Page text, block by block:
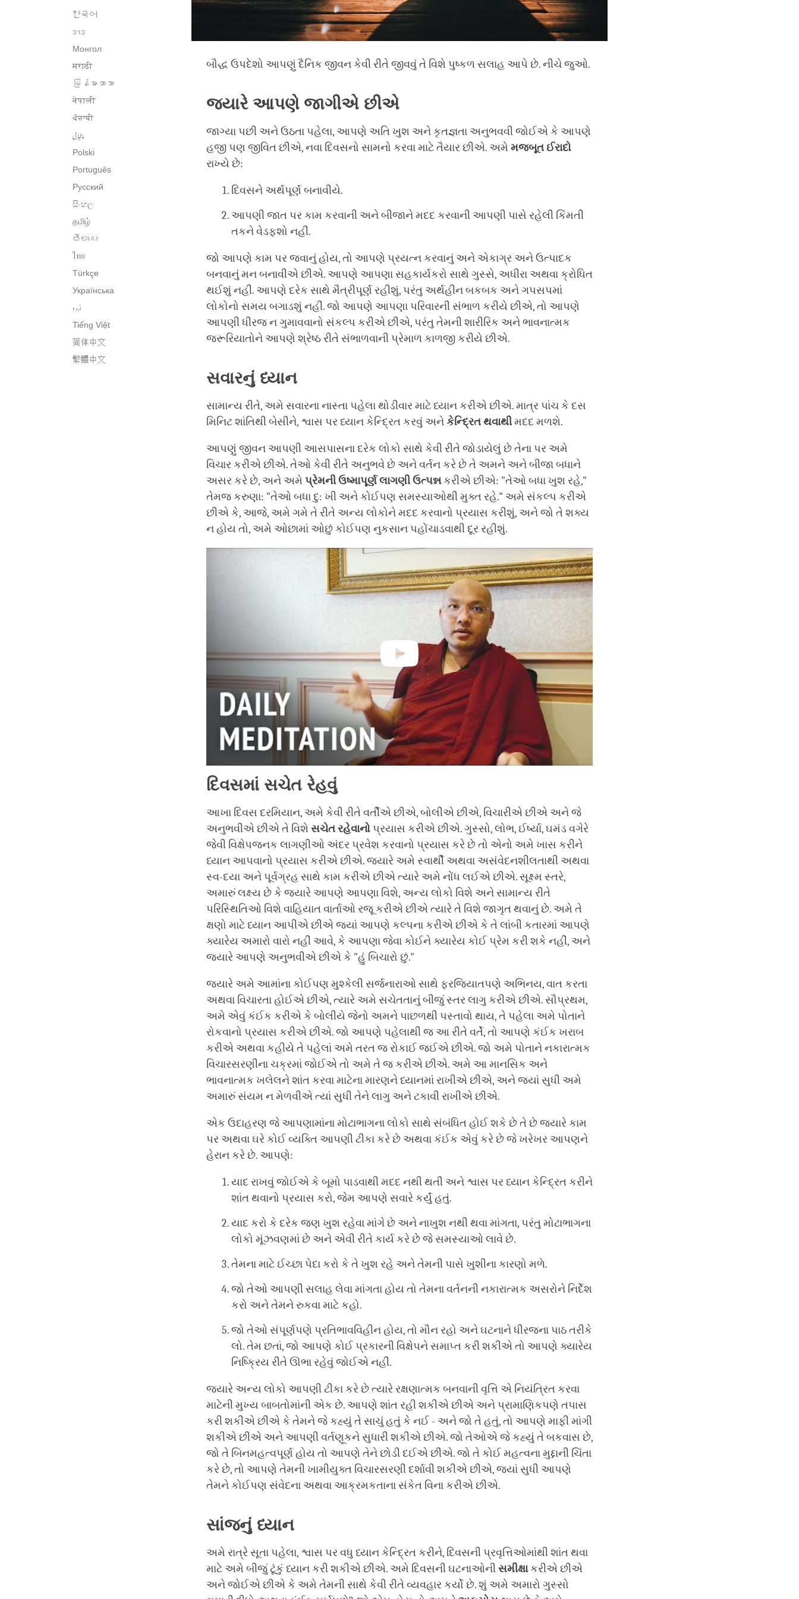
한국어
ລາວ
Монгол
मराठी
မြန်မာဘာသာ
नेपाली
ਪੰਜਾਬੀ
پنجابی
Polski
Português
Русский
සිංහල
தமிழ்
తెలుగు
ไทย
Türkçe
Українська
اُردو
Tiếng Việt
简体中文
繁體中文
બૌદ્ધ ઉપદેશો આપણું દૈનિક જીવન કેવી રીતે જીવવું તે વિશે પુષ્કળ સલાહ આપે છે. નીચે જુઓ.
જ્યારે આપણે જાગીએ છીએ
જાગ્યા પછી અને ઉઠતા પહેલા, આપણે અતિ ખુશ અને કૃતજ્ઞતા અનુભવવી જોઈએ કે આપણે
હજી પણ જીવિત છીએ, નવા દિવસનો સામનો કરવા માટે તૈયાર છીએ. અમે મજબૂતઈરાદો
રાખ્યે છે:
દિવસને અર્થપૂર્ણ બનાવીયે.
આપણી જાત પર કામ કરવાની અને બીજાને મદદ કરવાની આપણી પાસે રહેલી કિંમતી
તકને વેડફશો નહીં.
જો આપણે કામ પર જવાનું હોય, તો આપણે પ્રયત્ન કરવાનું અને એકાગ્ર અને ઉત્પાદક
બનવાનું મન બનાવીએ છીએ. આપણે આપણા સહકાર્યકરો સાથે ગુસ્સે, અધીરા અથવા ક્રોધિત
થઈશું નહીં. આપણે દરેક સાથે મૈત્રીપૂર્ણ રહીશું, પરંતુ અર્થહીન બકબક અને ગપસપમાં
લોકોનો સમય બગાડશું નહીં. જો આપણે આપણા પરિવારની સંભાળ કરીયે છીએ, તો આપણે
આપણી ધીરજ ન ગુમાવવાનો સંકલ્પ કરીએ છીએ, પરંતુ તેમની શારીરિક અને ભાવનાત્મક
જરૂરિયાતોને આપણે શ્રેષ્ઠ રીતે સંભાળવાની પ્રેમાળ કાળજી કરીયે છીએ.
સવારનું ધ્યાન
સામાન્ય રીતે, અમે સવારના નાસ્તા પહેલા થોડીવાર માટે ધ્યાન કરીએ છીએ. માત્ર પાંચ કે દસ
મિનિટ શાંતિથી બેસીને, શ્વાસ પર ધ્યાન કેન્દ્રિત કરવું અનેકેન્દ્રિતથવાથીમદદ મળશે.
આપણું જીવન આપણી આસપાસના દરેક લોકો સાથે કેવી રીતે જોડાયેલું છે તેના પર અમે
વિચાર કરીએ છીએ. તેઓ કેવી રીતે અનુભવે છે અને વર્તન કરે છે તે અમને અને બીજા બધાને
અસર કરે છે, અને અમે પ્રેમનીઉષ્માપૂર્ણલાગણીઉત્પન્નકરીએ છીએ: "તેઓ બધા ખુશ રહે,"
તેમજ કરુણા: "તેઓ બધા દુ: ખી અને કોઈપણ સમસ્યાઓથી મુક્ત રહે." અમે સંકલ્પ કરીએ
છીએ કે, આજે, અમે ગમે તે રીતે અન્ય લોકોને મદદ કરવાનો પ્રયાસ કરીશું, અને જો તે શક્ય
ન હોય તો, અમે ઓછામાં ઓછું કોઈપણ નુકસાન પહોંચાડવાથી દૂર રહીશું.
દિવસમાં સચેત રેહવું
આખા દિવસ દરમિયાન, અમે કેવી રીતે વર્તીએ છીએ, બોલીએ છીએ, વિચારીએ છીએ અને જે
અનુભવીએ છીએ તે વિશે સચેતરહેવાનો પ્રયાસ કરીએ છીએ. ગુસ્સો, લોભ, ઈર્ષ્યા, ઘમંડ વગેરે
જેવી વિક્ષેપજનક લાગણીઓ અંદર પ્રવેશ કરવાનો પ્રયાસ કરે છે તો એનો અમે ખાસ કરીને
ધ્યાન આપવાનો પ્રયાસ કરીએ છીએ. જ્યારે અમે સ્વાર્થી અથવા અસંવેદનશીલતાથી અથવા
સ્વ-દયા અને પૂર્વગ્રહ સાથે કામ કરીએ છીએ ત્યારે અમે નોંધ લઈએ છીએ. સૂક્ષ્મ સ્તરે,
અમારું લક્ષ્ય છે કે જ્યારે આપણે આપણા વિશે, અન્ય લોકો વિશે અને સામાન્ય રીતે
પરિસ્થિતિઓ વિશે વાહિયાત વાર્તાઓ રજૂ કરીએ છીએ ત્યારે તે વિશે જાગૃત થવાનું છે. અમે તે
ક્ષણો માટે ધ્યાન આપીએ છીએ જ્યાં આપણે કલ્પના કરીએ છીએ કે તે લાંબી કતારમાં આપણે
ક્યારેય અમારો વારો નહીં આવે, કે આપણા જેવા કોઈને ક્યારેય કોઈ પ્રેમ કરી શકે નહીં, અને
જ્યારે આપણે અનુભવીએ છીએ કે "હું બિચારો છું."
જ્યારે અમે આમાંના કોઈપણ મુશ્કેલી સર્જનારાઓ સાથે ફરજિયાતપણે અભિનય, વાત કરતા
અથવા વિચારતા હોઈએ છીએ, ત્યારે અમે સચેતતાનું બીજું સ્તર લાગુ કરીએ છીએ. સૌપ્રથમ,
અમે એવું કંઈક કરીએ કે બોલીયે જેનો અમને પાછળથી પસ્તાવો થાય, તે પહેલા અમે પોતાને
રોકવાનો પ્રયાસ કરીએ છીએ. જો આપણે પહેલાથી જ આ રીતે વર્તે, તો આપણે કંઈક ખરાબ
કરીએ અથવા કહીયે તે પહેલાં અમે તરત જ રોકાઈ જઈએ છીએ. જો અમે પોતાને નકારાત્મક
વિચારસરણીના ચક્રમાં જોઈએ તો અમે તે જ કરીએ છીએ. અમે આ માનસિક અને
ભાવનાત્મક ખલેલને શાંત કરવા માટેના મારણને ધ્યાનમાં રાખીએ છીએ, અને જ્યાં સુધી અમે
અમારું સંયમ ન મેળવીએ ત્યાં સુધી તેને લાગુ અને ટકાવી રાખીએ છીએ.
એક ઉદાહરણ જે આપણામાંના મોટાભાગના લોકો સાથે સંબંધિત હોઈ શકે છે તે છે જ્યારે કામ
પર અથવા ઘરે કોઈ વ્યક્તિ આપણી ટીકા કરે છે અથવા કંઈક એવું કરે છે જે ખરેખર આપણને
હેરાન કરે છે. આપણે:
યાદ રાખવું જોઈએ કે બૂમો પાડવાથી મદદ નથી થતી અને શ્વાસ પર ધ્યાન કેન્દ્રિત કરીને
શાંત થવાનો પ્રયાસ કરો, જેમ આપણે સવારે કર્યું હતું.
યાદ કરો કે દરેક જણ ખુશ રહેવા માંગે છે અને નાખુશ નથી થવા માંગતા, પરંતુ મોટાભાગના
લોકો મૂંઝવણમાં છે અને એવી રીતે કાર્ય કરે છે જે સમસ્યાઓ લાવે છે.
તેમના માટે ઈચ્છા પેદા કરો કે તે ખુશ રહે અને તેમની પાસે ખુશીના કારણો મળે.
જો તેઓ આપણી સલાહ લેવા માંગતા હોય તો તેમના વર્તનની નકારાત્મક અસરોને નિર્દેશ
કરો અને તેમને રુકવા માટે કહો.
જો તેઓ સંપૂર્ણપણે પ્રતિભાવવિહીન હોય, તો મૌન રહો અને ઘટનાને ધીરજના પાઠ તરીકે
લો. તેમ છતાં, જો આપણે કોઈ પ્રકારની વિક્ષેપને સમાપ્ત કરી શકીએ તો આપણે ક્યારેય
નિષ્ક્રિય રીતે ઊભા રહેવું જોઈએ નહીં.
જ્યારે અન્ય લોકો આપણી ટીકા કરે છે ત્યારે રક્ષણાત્મક બનવાની વૃત્તિ એ નિયંત્રિત કરવા
માટેની મુખ્ય બાબતોમાંની એક છે. આપણે શાંત રહી શકીએ છીએ અને પ્રામાણિકપણે તપાસ
કરી શકીએ છીએ કે તેમને જે કહ્યું તે સાચું હતું કે નઈ - અને જો તે હતું, તો આપણે માફી માંગી
શકીએ છીએ અને આપણી વર્તણૂકને સુધારી શકીએ છીએ. જો તેઓએ જે કહ્યું તે બકવાસ છે,
જો તે બિનમહત્વપૂર્ણ હોય તો આપણે તેને છોડી દઈએ છીએ. જો તે કોઈ મહત્વના મુદ્દાની ચિંતા
કરે છે, તો આપણે તેમની ખામીયુક્ત વિચારસરણી દર્શાવી શકીએ છીએ, જ્યાં સુધી આપણે
તેમને કોઈપણ સંવેદના અથવા આક્રમકતાના સંકેત વિના કરીએ છીએ.
સાંજનું ધ્યાન
અમે રાત્રે સૂતા પહેલા, શ્વાસ પર વધુ ધ્યાન કેન્દ્રિત કરીને, દિવસની પ્રવૃત્તિઓમાંથી શાંત થવા
માટે અમે બીજું ટૂંકું ધ્યાન કરી શકીએ છીએ. અમે દિવસની ઘટનાઓનીસમીક્ષાકરીએ છીએ
અને જોઈએ છીએ કે અમે તેમની સાથે કેવી રીતે વ્યવહાર કર્યો છે. શું અમે અમારો ગુસ્સો